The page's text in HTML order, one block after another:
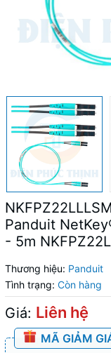
Panduit
- 5m
Thương hiệu: Panduit
Tình trạng: Còn hàng
Giá: Liên hệ
MÃ GIẢM